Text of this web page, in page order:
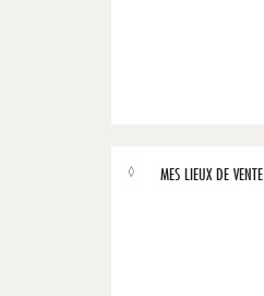
◊ MES LIEUX DE VENTE